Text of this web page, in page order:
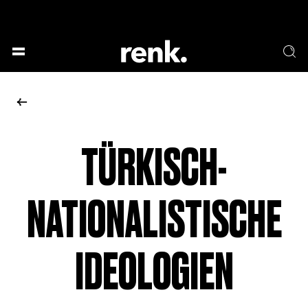
TÜRKISCH-
NATIONALISTISCHE
IDEOLOGIEN